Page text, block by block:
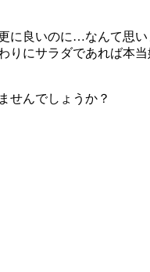
に良いのに…なんて思い
にサラダであれば本
せんでしょうか？